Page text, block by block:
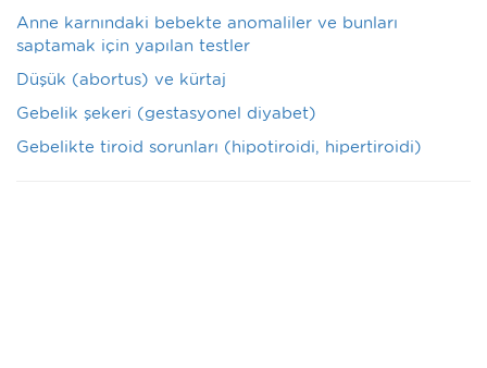
Anne karnındaki bebekte anomaliler ve bunları
saptamak için yapılan testler
Düşük (abortus) ve kürtaj
Gebelik şekeri (gestasyonel diyabet)
Gebelikte tiroid sorunları (hipotiroidi, hipertiroidi)